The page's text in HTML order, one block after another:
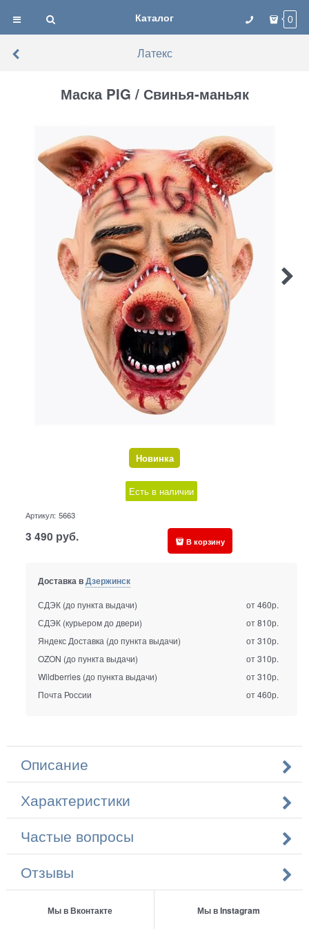
Каталог 0
Латекс
Маска PIG / Свинья-маньяк
Новинка
Есть в наличии
Артикул: 5663
3 490 руб. В корзину
Доставка вДзержинск
СДЭК (до пункта выдачи)
от 460р.
СДЭК (курьером до двери)
от 810р.
Яндекс Доставка (до пункта выдачи)
от 310р.
OZON (до пункта выдачи)
от 310р.
Wildberries (до пункта выдачи)
от 310р.
Почта России
от 460р.
Описание
Характеристики
Частые вопросы
Отзывы
Мы в Вконтакте Мы в Instagram